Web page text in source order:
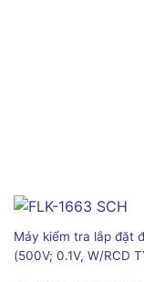
Máy kiểm tra lắp đặt
(500V; 0.1V, W/RCD